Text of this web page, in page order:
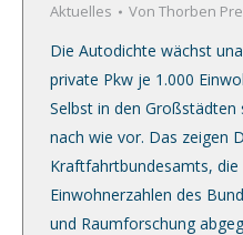
Aktuelles
Von Thorben
Die Autodichte wächst
private Pkw je 1.000
Selbst in den
nach wie vor. Das zeigen
Kraftfahrtbundesamts,
Einwohnerzahlen des
und Raumforschung